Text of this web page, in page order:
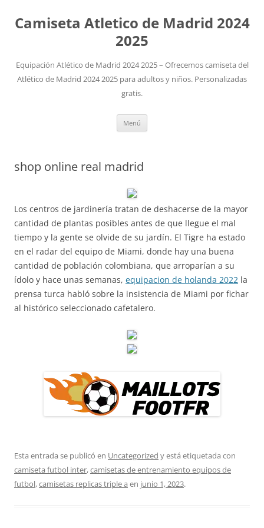
Camiseta Atletico de Madrid 2024
2025
Equipación Atlético de Madrid 2024 2025 – Ofrecemos camiseta del
Atlético de Madrid 2024 2025 para adultos y niños. Personalizadas
gratis.
Menú
shop online real madrid
Los centros de jardinería tratan de deshacerse de la mayor
cantidad de plantas posibles antes de que llegue el mal
tiempo y la gente se olvide de su jardín. El Tigre ha estado
en el radar del equipo de Miami, donde hay una buena
cantidad de población colombiana, que arroparían a su
ídolo y hace unas semanas, equipacion de holanda 2022 la
prensa turca habló sobre la insistencia de Miami por fichar
al histórico seleccionado cafetalero.
Esta entrada se publicó en Uncategorized y está etiquetada con
camiseta futbol inter,camisetas de entrenamiento equipos de
futbol,camisetas replicas triple a en junio 1, 2023.